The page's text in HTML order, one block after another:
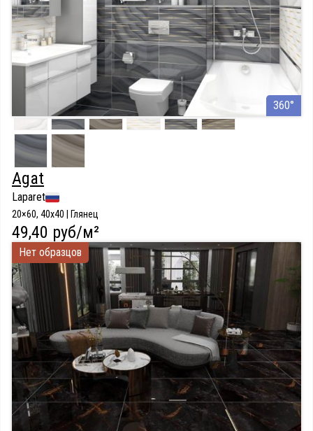
360°
Agat
Laparet
20×60, 40x40 | Глянец
49,40 руб/м²
Нет образцов